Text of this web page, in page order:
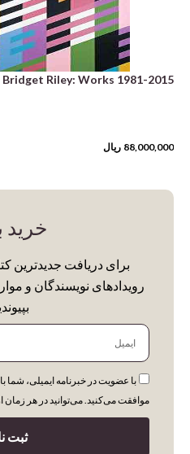
Bridget Riley: Works 1981-2015
88,000,000 ریال
خرید
برای دریافت جدیدترین
رویدادهای نویسندگان و
ایمیل
با عضویت در خبرنامه ایمیلی،
موافقت می‌کنید. می‌توانید در هر
ثبت